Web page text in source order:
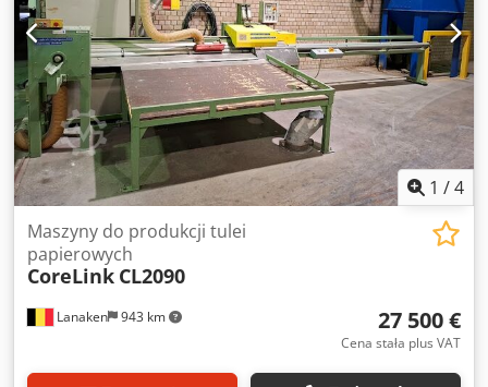
1 /4
Lanaken 943 km
Maszyny do produkcji tulei
papierowych
CoreLink CL2090
27 500 €
Cena stała plus VAT